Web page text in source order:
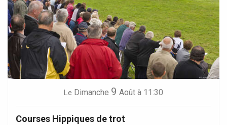
Le Dimanche 9 Août à 11:30
Courses Hippiques de trot